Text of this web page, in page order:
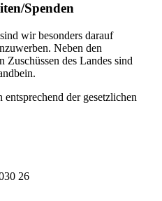
Spenden
wir besonders darauf
Neben den
Zuschüssen des Landes sind
der gesetzlichen
26